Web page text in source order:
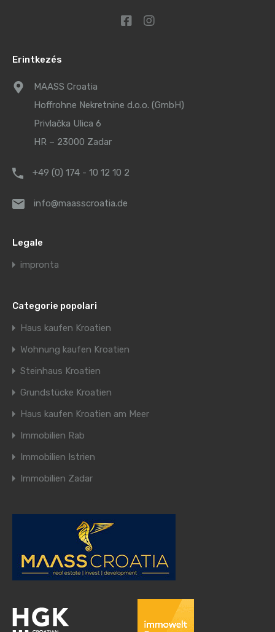
Erintkezés
MAASS Croatia
Hoffrohne Nekretnine d.o.o. (GmbH)
Privlačka Ulica 6
HR – 23000 Zadar
+49 (0) 174 - 10 12 10 2
info@maasscroatia.de
Legale
impronta
Categorie popolari
Haus kaufen Kroatien
Wohnung kaufen Kroatien
Steinhaus Kroatien
Grundstücke Kroatien
Haus kaufen Kroatien am Meer
Immobilien Rab
Immobilien Istrien
Immobilien Zadar